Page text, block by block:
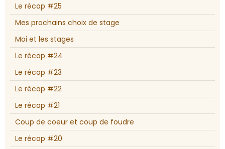
Le récap #25
Mes prochains choix de stage
Moi et les stages
Le récap #24
Le récap #23
Le récap #22
Le récap #21
Coup de coeur et coup de foudre
Le récap #20